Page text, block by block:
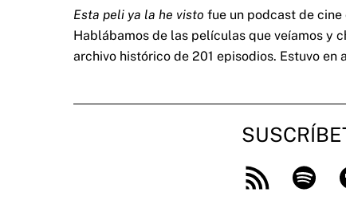
Esta peli ya la he visto fue un podcast de cine
Hablábamos de las películas que veíamos y
archivo histórico de 201 episodios. Estuvo
Feed
Spotify